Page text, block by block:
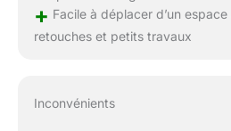
+ Facile à déplacer d’un espace
retouches et petits travaux
Inconvénients